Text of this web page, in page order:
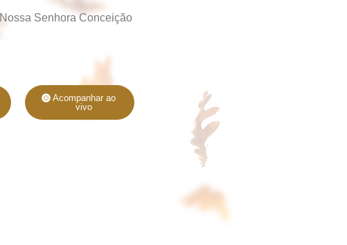
Senhora Conceição
Acompanhar ao
vivo